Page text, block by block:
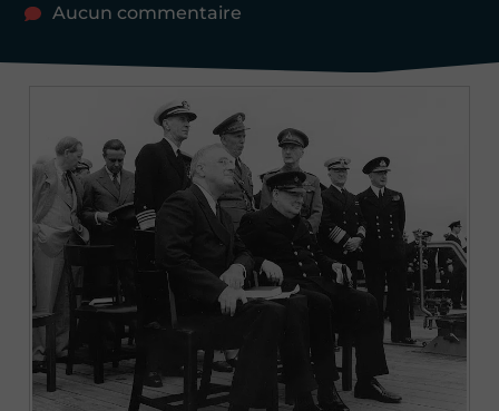
Aucun commentaire